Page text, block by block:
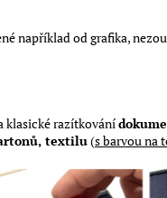
například od grafika,
klasické razítkování
textilu(s barvou na